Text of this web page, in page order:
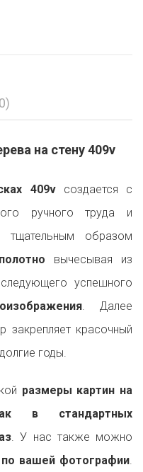
на стену 409v
409vсоздается с
ручного труда и
тщательным образом
вычесывая из
успешного
. Далее
закрепляет красочный
годы.
размеры картин на
в стандартных
. У нас также можно
по вашей фотографии.